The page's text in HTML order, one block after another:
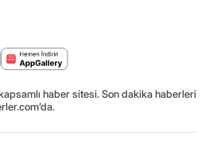
haber sitesi. Son dakika haberleri